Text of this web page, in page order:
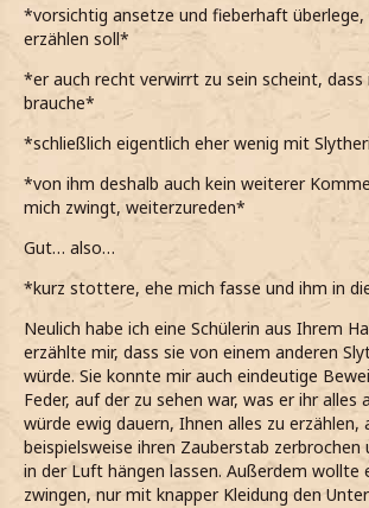
*vorsichtig ansetze und fieberhaft überlege,
erzählen soll*
*er auch recht verwirrt zu sein scheint, dass
brauche*
*schließlich eigentlich eher wenig mit
*von ihm deshalb auch kein weiterer
mich zwingt, weiterzureden*
Gut… also…
*kurz stottere, ehe mich fasse und ihm in
Neulich habe ich eine Schülerin aus Ihrem
erzählte mir, dass sie von einem anderen
würde. Sie konnte mir auch eindeutige
Feder, auf der zu sehen war, was er ihr alles
würde ewig dauern, Ihnen alles zu erzählen,
beispielsweise ihren Zauberstab zerbrochen
in der Luft hängen lassen. Außerdem wollte
zwingen, nur mit knapper Kleidung den